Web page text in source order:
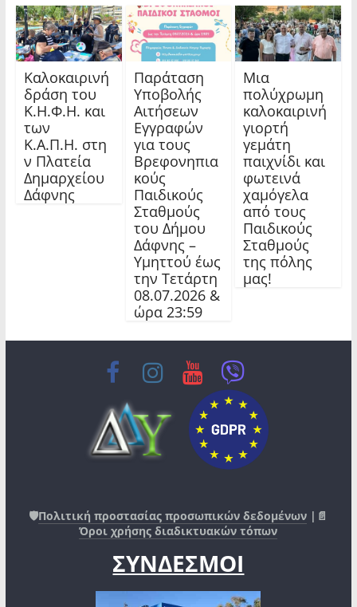
Καλοκαιρινή
δράση του
Κ.Η.Φ.Η. και
των
Κ.Α.Π.Η. στη
ν Πλατεία
Δημαρχείου
Δάφνης
Παράταση
Υποβολής
Αιτήσεων
Εγγραφών
για τους
Βρεφονηπια
κούς
Παιδικούς
Σταθμούς
του Δήμου
Δάφνης –
Υμηττού έως
την Τετάρτη
08.07.2026 &
ώρα 23:59
Μια
πολύχρωμη
καλοκαιρινή
γιορτή
γεμάτη
παιχνίδι και
φωτεινά
χαμόγελα
από τους
Παιδικούς
Σταθμούς
της πόλης
μας!
🛡️Πολιτική προστασίας προσωπικών δεδομένων |📄
Όροι χρήσης διαδικτυακών τόπων
ΣΥΝΔΕΣΜΟΙ